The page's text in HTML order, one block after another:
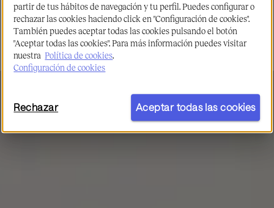
partir de tus hábitos de navegación y tu perfil. Puedes configurar o
rechazar las cookies haciendo click en "Configuración de cookies".
También puedes aceptar todas las cookies pulsando el botón
"Aceptar todas las cookies". Para más información puedes visitar
nuestra Política de cookies.
Configuración de cookies
Rechazar Aceptar todas las cookies